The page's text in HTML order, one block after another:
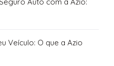
Veículo: O que a Azio